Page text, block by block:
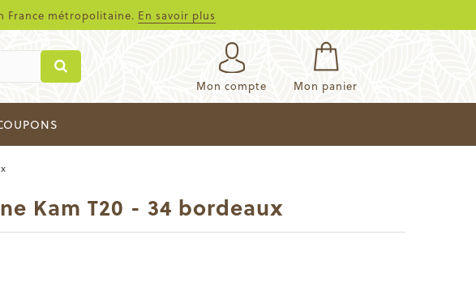
France métropolitaine. En savoir plus
Mon panier
Mon compte
Kam T20 - 34 bordeaux